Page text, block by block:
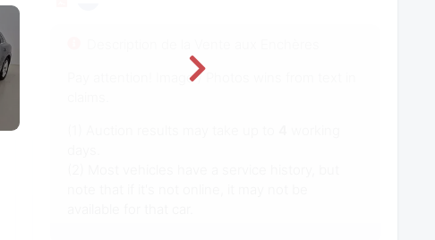
Pay attention! Image / Photos wins from text in